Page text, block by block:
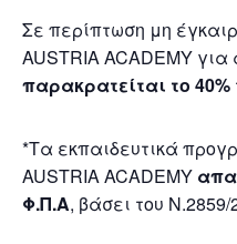
Σε περίπτωση μη
AUSTRIA ACADEMY
παρακρατείται το 40%
*Τα εκπαιδευτικά
AUSTRIA ACADEMY
Φ.Π.Α, βάσει του